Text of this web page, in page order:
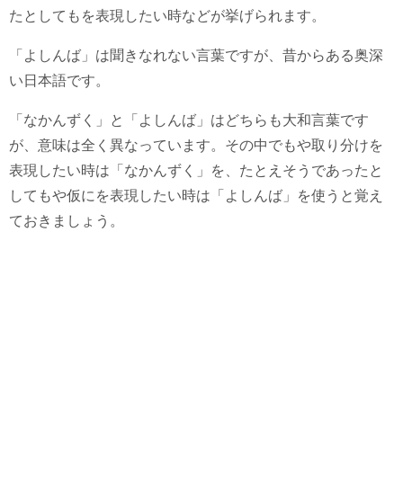
たとしてもを表現したい時などが挙げられます。
「よしんば」は聞きなれない言葉ですが、昔からある奥深
い日本語です。
「なかんずく」と「よしんば」はどちらも大和言葉です
が、意味は全く異なっています。その中でもや取り分けを
表現したい時は「なかんずく」を、たとえそうであったと
してもや仮にを表現したい時は「よしんば」を使うと覚え
ておきましょう。